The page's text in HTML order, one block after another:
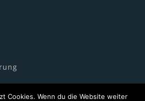
Cookies. Wenn du die Website weiter